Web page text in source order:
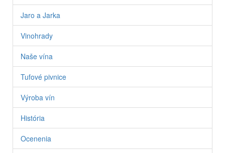
Jaro a Jarka
Vinohrady
Naše vína
Tufové pivnice
Výroba vín
História
Ocenenia